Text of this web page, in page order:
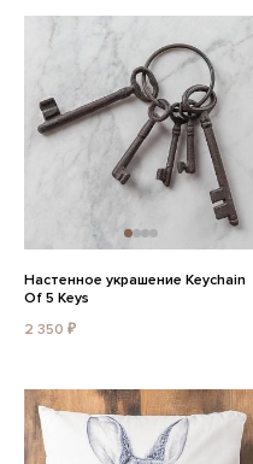
Настенное украшение Keychain
Of 5 Keys
2 350 ₽